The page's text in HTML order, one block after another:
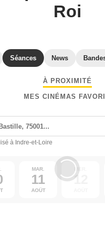
Roi
Séances News
À PROXIMITÉ
MES CINÉMAS
à Indre-et-Loire
MAR.
11
AOÛT
12